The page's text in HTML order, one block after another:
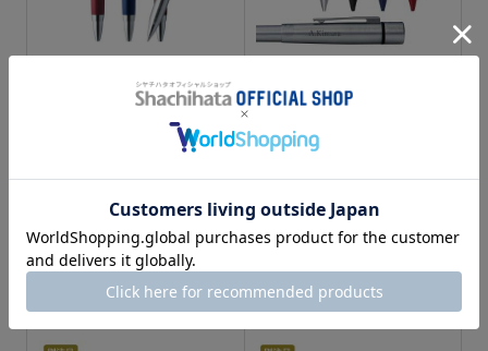
テキスト入稿
ネームペン ポケット
伸び縮みするからスマ
¥ 4,510 ～
¥ 5,830
テキスト入稿
ネームペン ログノ【本
体名入れ】
なったネームペン。
¥ 5,390 ～
¥ 6,710